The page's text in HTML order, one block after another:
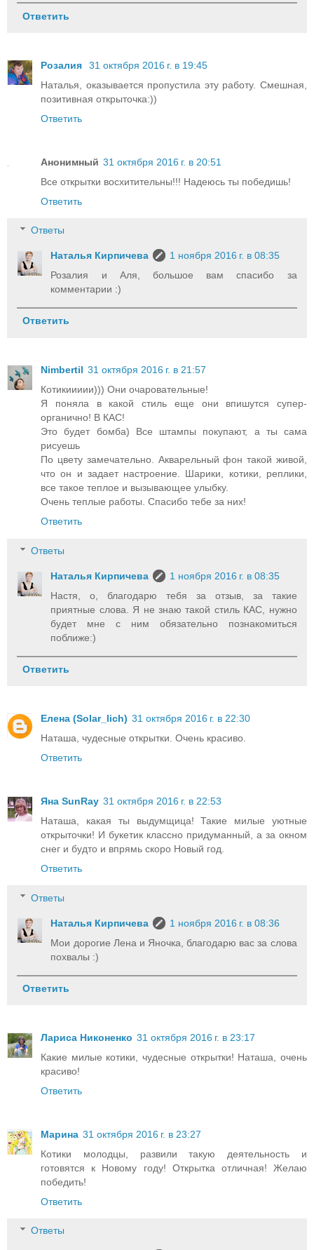
Ответить
Розалия
31 октября 2016 г. в 19:45
Наталья, оказывается пропустила эту работу. Смешная,
позитивная открыточка:))
Ответить
Анонимный 31 октября 2016 г. в 20:51
Все открытки восхитительны!!! Надеюсь ты победишь!
Ответить
Ответы
Наталья Кирпичева
1 ноября 2016 г. в 08:35
Розалия и Аля, большое вам спасибо за
комментарии :)
Ответить
Nimbertil 31 октября 2016 г. в 21:57
Котикиииии))) Они очаровательные!
Я поняла в какой стиль еще они впишутся супер-
органично! В КАС!
Это будет бомба) Все штампы покупают, а ты сама
рисуешь
По цвету замечательно. Акварельный фон такой живой,
что он и задает настроение. Шарики, котики, реплики,
все такое теплое и вызывающее улыбку.
Очень теплые работы. Спасибо тебе за них!
Ответить
Ответы
Наталья Кирпичева
1 ноября 2016 г. в 08:35
Настя, о, благодарю тебя за отзыв, за такие
приятные слова. Я не знаю такой стиль КАС, нужно
будет мне с ним обязательно познакомиться
поближе:)
Ответить
Елена (Solar_lich) 31 октября 2016 г. в 22:30
Наташа, чудесные открытки. Очень красиво.
Ответить
Яна SunRay 31 октября 2016 г. в 22:53
Наташа, какая ты выдумщица! Такие милые уютные
открыточки! И букетик классно придуманный, а за окном
снег и будто и впрямь скоро Новый год.
Ответить
Ответы
Наталья Кирпичева
1 ноября 2016 г. в 08:36
Мои дорогие Лена и Яночка, благодарю вас за слова
похвалы :)
Ответить
Лариса Никоненко 31 октября 2016 г. в 23:17
Какие милые котики, чудесные открытки! Наташа, очень
красиво!
Ответить
Марина 31 октября 2016 г. в 23:27
Котики молодцы, развили такую деятельность и
готовятся к Новому году! Открытка отличная! Желаю
победить!
Ответить
Ответы